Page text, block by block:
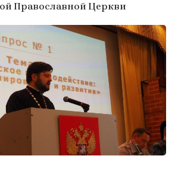
Православной Церкви